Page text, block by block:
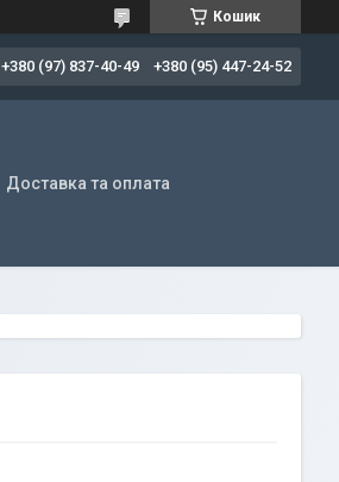
Кошик
+380 (97) 837-40-49 +380 (95) 447-24-52
Доставка та оплата